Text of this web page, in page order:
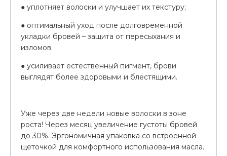
● уплотняет волоски и улучшает их текстуру;
● оптимальный уход после долговременной
укладки бровей – защита от пересыхания и
изломов.
● усиливает естественный пигмент, брови
выглядят более здоровыми и блестящими.
Уже через две недели новые волоски в зоне
роста! Через месяц увеличение густоты бровей
до 30%. Эргономичная упаковка со встроенной
щеточкой для комфортного использования масла.